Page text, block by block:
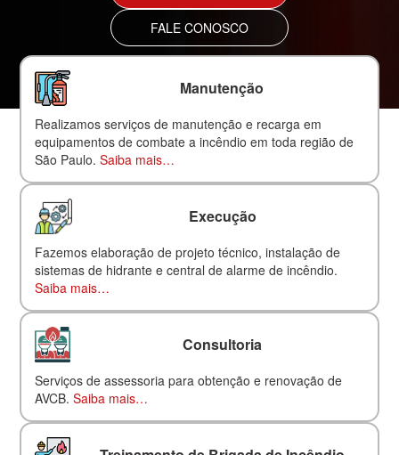
FALE CONOSCO
Manutenção
Realizamos serviços de manutenção e recarga em
equipamentos de combate a incêndio em toda região de
São Paulo.Saiba mais…
Execução
Fazemos elaboração de projeto técnico, instalação de
sistemas de hidrante e central de alarme de incêndio.
Saiba mais…
Consultoria
Serviços de assessoria para obtenção e renovação de
AVCB.Saiba mais…